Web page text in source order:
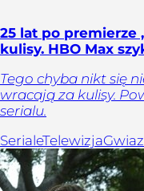
25 lat po premierze
kulisy. HBO Max
Tego chyba nikt się
wracają za kulisy.
serialu.
SerialeTelewizja